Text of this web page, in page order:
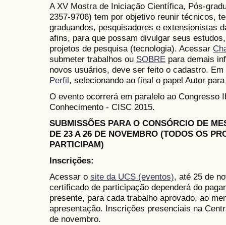
A XV Mostra de Iniciação Científica, Pós-
2357-9706) tem por objetivo reunir técnicos,
graduandos, pesquisadores e extensionistas
afins, para que possam divulgar seus
projetos de pesquisa (tecnologia). Acessar
submeter trabalhos ou SOBRE para demais
novos usuários, deve ser feito o cadastro.
Perfil, selecionando ao final o papel Autor
O evento ocorrerá em paralelo ao Congresso
Conhecimento - CISC 2015.
SUBMISSÕES PARA O CONSÓRCIO DE
DE 23 A 26 DE NOVEMBRO (TODOS OS
PARTICIPAM)
Inscrições:
Acessar o site da UCS (eventos), até 25 de
certificado de participação dependerá do
presente, para cada trabalho aprovado, ao
apresentação. Inscrições presenciais na
de novembro.